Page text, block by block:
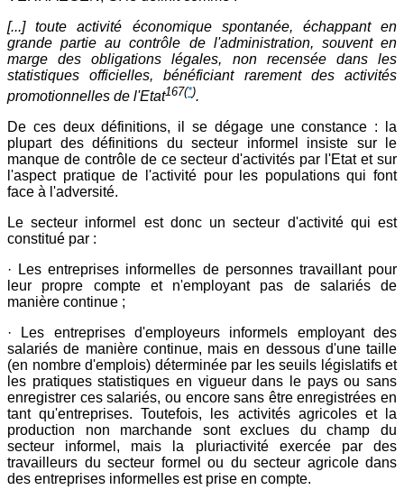
[...] toute activité économique spontanée, échappant en
grande partie au contrôle de l'administration, souvent en
marge des obligations légales, non recensée dans les
statistiques officielles, bénéficiant rarement des activités
promotionnelles de l'Etat167(*).
De ces deux définitions, il se dégage une constance : la
plupart des définitions du secteur informel insiste sur le
manque de contrôle de ce secteur d'activités par l'Etat et sur
l'aspect pratique de l'activité pour les populations qui font
face à l'adversité.
Le secteur informel est donc un secteur d'activité qui est
constitué par :
· Les entreprises informelles de personnes travaillant pour
leur propre compte et n'employant pas de salariés de
manière continue ;
· Les entreprises d'employeurs informels employant des
salariés de manière continue, mais en dessous d'une taille
(en nombre d'emplois) déterminée par les seuils législatifs et
les pratiques statistiques en vigueur dans le pays ou sans
enregistrer ces salariés, ou encore sans être enregistrées en
tant qu'entreprises. Toutefois, les activités agricoles et la
production non marchande sont exclues du champ du
secteur informel, mais la pluriactivité exercée par des
travailleurs du secteur formel ou du secteur agricole dans
des entreprises informelles est prise en compte.